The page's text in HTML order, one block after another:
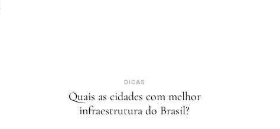
DICAS
Quais as cidades com melhor
infraestrutura do Brasil?